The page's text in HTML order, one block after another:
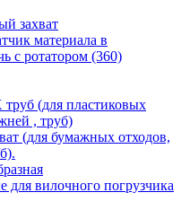
захват
материала в
с ротатором (360)
(для пластиковых
, труб)
(для бумажных отходов,
для вилочного погрузчика